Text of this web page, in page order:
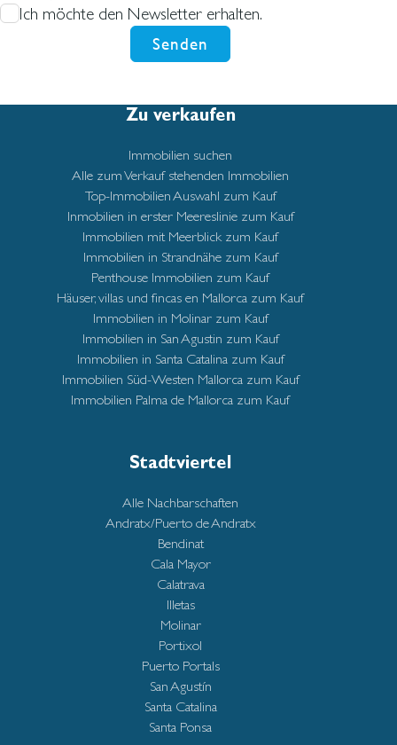
Ich möchte den Newsletter erhalten.
Senden
Zu verkaufen
Immobilien suchen
Alle zum Verkauf stehenden Immobilien
Top-Immobilien Auswahl zum Kauf
Inmobilien in erster Meereslinie zum Kauf
Immobilien mit Meerblick zum Kauf
Immobilien in Strandnähe zum Kauf
Penthouse Immobilien zum Kauf
Häuser, villas und fincas en Mallorca zum Kauf
Immobilien in Molinar zum Kauf
Immobilien in San Agustin zum Kauf
Immobilien in Santa Catalina zum Kauf
Immobilien Süd-Westen Mallorca zum Kauf
Immobilien Palma de Mallorca zum Kauf
Stadtviertel
Alle Nachbarschaften
Andratx/Puerto de Andratx
Bendinat
Cala Mayor
Calatrava
Illetas
Molinar
Portixol
Puerto Portals
San Agustín
Santa Catalina
Santa Ponsa